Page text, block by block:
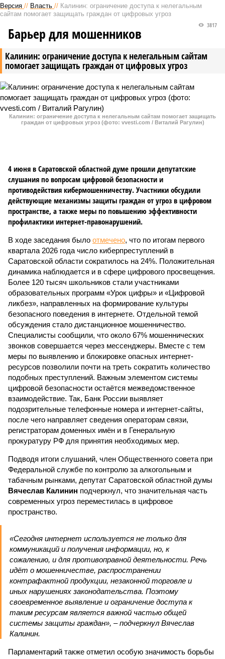
Версия // Власть // Калинин: ограничение доступа к нелегальным
сайтам помогает защищать граждан от цифровых угроз
Калинин: ограничение доступа к нелегальным сайтам
помогает защищать граждан от цифровых угроз
3817
Барьер для мошенников
Калинин: ограничение доступа к нелегальным сайтам помогает защищать
граждан от цифровых угроз (фото: vvesti.com / Виталий Рагулин)
4 июня в Саратовской областной думе прошли депутатские
слушания по вопросам цифровой безопасности и
противодействия кибермошенничеству. Участники обсудили
действующие механизмы защиты граждан от угроз в цифровом
пространстве, а также меры по повышению эффективности
профилактики интернет-правонарушений.
В ходе заседания было отмечено, что по итогам первого
квартала 2026 года число киберпреступлений в
Саратовской области сократилось на 24%. Положительная
динамика наблюдается и в сфере цифрового просвещения.
Более 120 тысяч школьников стали участниками
образовательных программ «Урок цифры» и «Цифровой
ликбез», направленных на формирование культуры
безопасного поведения в интернете. Отдельной темой
обсуждения стало дистанционное мошенничество.
Специалисты сообщили, что около 67% мошеннических
звонков совершается через мессенджеры. Вместе с тем
меры по выявлению и блокировке опасных интернет-
ресурсов позволили почти на треть сократить количество
подобных преступлений. Важным элементом системы
цифровой безопасности остаётся межведомственное
взаимодействие. Так, Банк России выявляет
подозрительные телефонные номера и интернет-сайты,
после чего направляет сведения операторам связи,
регистраторам доменных имён и в Генеральную
прокуратуру РФ для принятия необходимых мер.
Подводя итоги слушаний, член Общественного совета при
Федеральной службе по контролю за алкогольным и
табачным рынками, депутат Саратовской областной думы
Вячеслав Калинин подчеркнул, что значительная часть
современных угроз переместилась в цифровое
пространство.
«Сегодня интернет используется не только для
коммуникаций и получения информации, но, к
сожалению, и для противоправной деятельности. Речь
идёт о мошенничестве, распространении
контрафактной продукции, незаконной торговле и
иных нарушениях законодательства. Поэтому
своевременное выявление и ограничение доступа к
таким ресурсам является важной частью общей
системы защиты граждан», – подчеркнул Вячеслав
Калинин.
Парламентарий также отметил особую значимость борьбы